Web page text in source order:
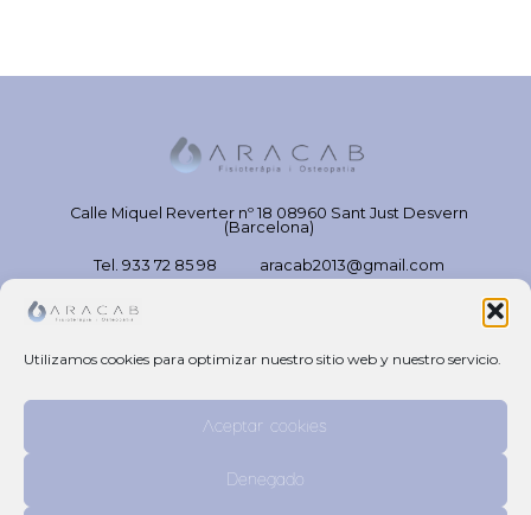
Utilizamos cookies para optimizar nuestro sitio web y nuestro servicio.
Aceptar cookies
Denegado
Calle Miquel Reverter nº 18 08960 Sant Just Desvern
(Barcelona)
Tel. 933 72 85 98 aracab2013@gmail.com
Política de Privacidad Aviso Legal